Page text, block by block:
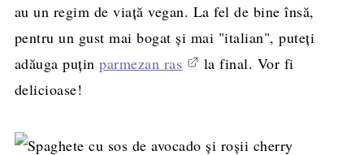
au un regim de viaţă vegan. La fel de bine însă,
pentru un gust mai bogat şi mai "italian", puteţi
adăuga puţinparmezan ras
la final. Vor fi
delicioase!